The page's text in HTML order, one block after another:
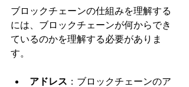
ブロックチェーンの仕組みを理解する
には、ブロックチェーンが何からでき
ているのかを理解する必要がありま
す。
アドレス ：ブロックチェーンのア